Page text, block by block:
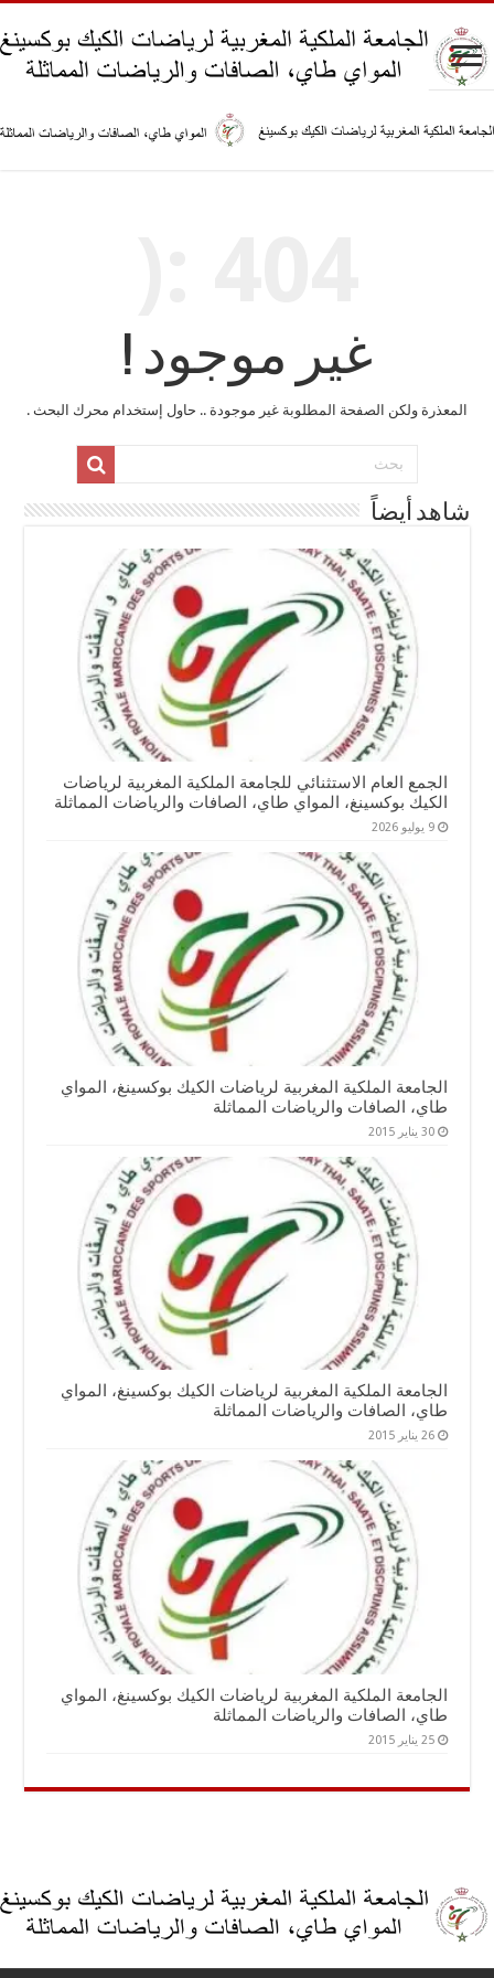
غير موجود !
المعذرة ولكن الصفحة المطلوبة غير موجودة .. حاول إستخدام محرك البحث .
شاهد أيضاً
الجمع العام الاستثنائي للجامعة الملكية المغربية لرياضات
الكيك بوكسينغ، المواي طاي، الصافات والرياضات المماثلة
9 يوليو 2026
الجامعة الملكية المغربية لرياضات الكيك بوكسينغ، المواي
طاي، الصافات والرياضات المماثلة
30 يناير 2015
الجامعة الملكية المغربية لرياضات الكيك بوكسينغ، المواي
طاي، الصافات والرياضات المماثلة
26 يناير 2015
الجامعة الملكية المغربية لرياضات الكيك بوكسينغ، المواي
طاي، الصافات والرياضات المماثلة
25 يناير 2015